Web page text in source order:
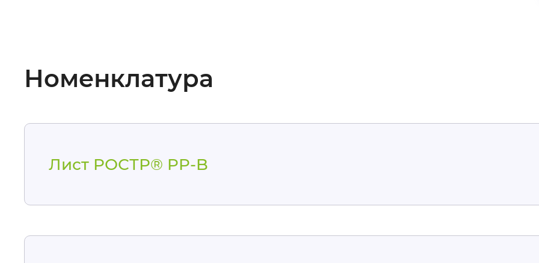
Номенклатура
Лист РОСТР® PP-B